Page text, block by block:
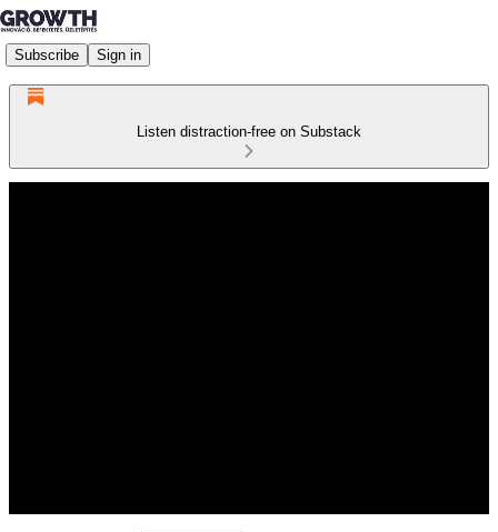
Subscribe Sign in
Listen distraction-free on Substack